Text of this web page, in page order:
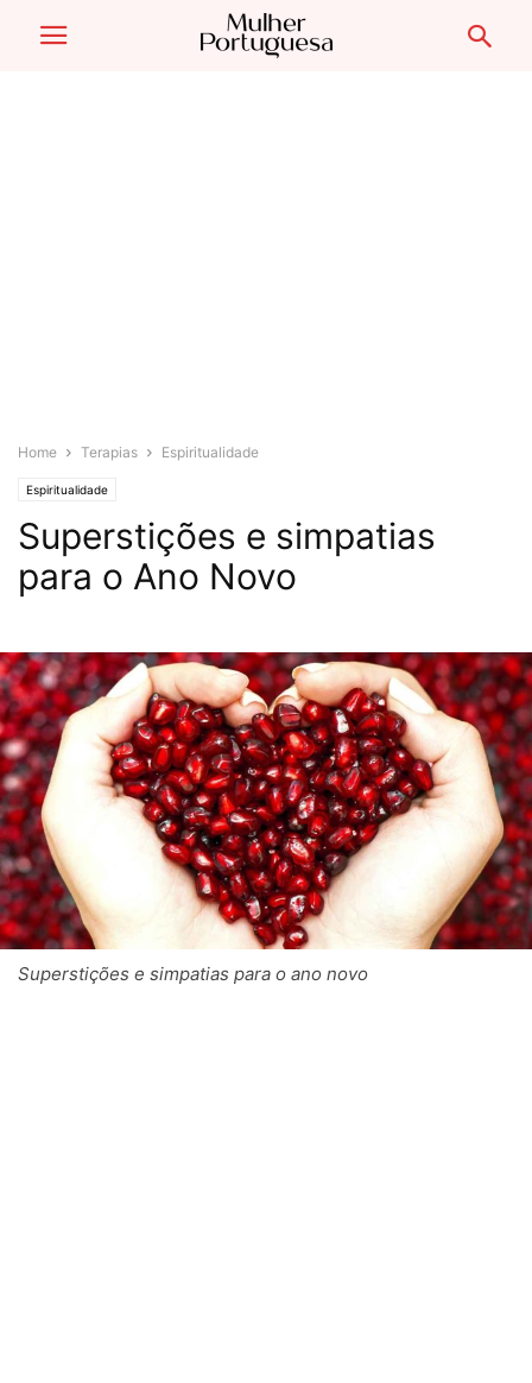
Home Terapias Espiritualidade
Espiritualidade
Superstições e simpatias
para o Ano Novo
Superstições e simpatias para o ano novo